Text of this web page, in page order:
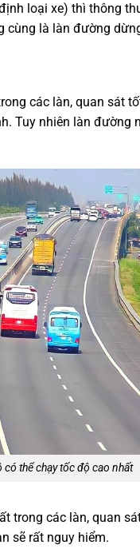
loại xe) thì thông
cùng là làn đường
các làn, quan sát
Tuy nhiên làn
thể chạy tốc độ cao nhất
trong các làn, quan
sẽ rất nguy hiểm.